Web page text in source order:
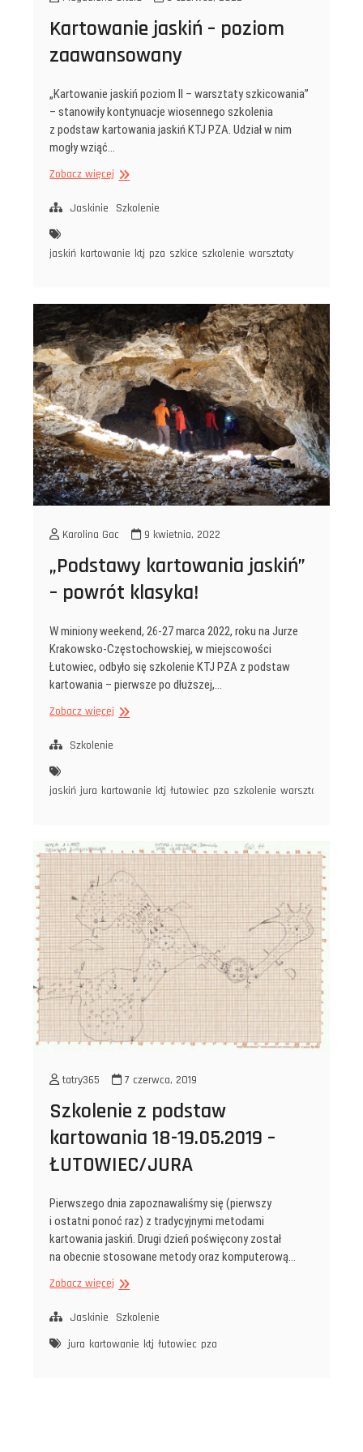
Kartowanie jaskiń – poziom
zaawansowany
„Kartowanie jaskiń poziom II – warsztaty szkicowania”
– stanowiły kontynuacje wiosennego szkolenia
z podstaw kartowania jaskiń KTJ PZA. Udział w nim
mogły wziąć…
Zobacz więcej Kartowanie
–
Jaskinie Szkolenie
jaskiń kartowanie ktj pza szkice szkolenie warsztaty
Karolina Gac 9 kwietnia, 2022
„Podstawy kartowania jaskiń”
– powrót klasyka!
W miniony weekend, 26-27 marca 2022, roku na Jurze
Krakowsko-Częstochowskiej, w miejscowości
Łutowiec, odbyło się szkolenie KTJ PZA z podstaw
kartowania – pierwsze po dłuższej,…
Zobacz więcej „Podstawy
klasyka!
Szkolenie
jaskiń jura kartowanie ktj łutowiec pza szkolenie warsztaty
tatry365 7 czerwca, 2019
Szkolenie z podstaw
kartowania 18-19.05.2019 –
ŁUTOWIEC/JURA
Pierwszego dnia zapoznawaliśmy się (pierwszy
i ostatni ponoć raz) z tradycyjnymi metodami
kartowania jaskiń. Drugi dzień poświęcony został
na obecnie stosowane metody oraz komputerową…
Zobacz więcej Szkolenie
kartowania
19.05.2019
Jaskinie
Szkolenie
jura kartowanie ktj łutowiec pza